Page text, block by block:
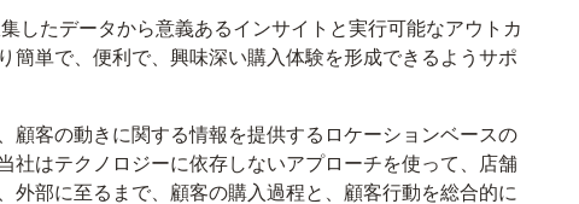
したデータから意義あるインサイトと実行可能なアウトカ
簡単で、便利で、興味深い購入体験を形成できるようサポ
顧客の動きに関する情報を提供するロケーションベースの
社はテクノロジーに依存しないアプローチを使って、店舗
外部に至るまで、顧客の購入過程と、顧客行動を総合的に